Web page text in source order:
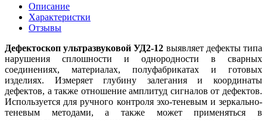
Описание
Характеристки
Отзывы
Дефектоскоп ультразвуковой УД2-12 выявляет дефекты типа
нарушения сплошности и однородности в сварных
соединениях, материалах, полуфабрикатах и готовых
изделиях. Измеряет глубину залегания и координаты
дефектов, а также отношение амплитуд сигналов от дефектов.
Используется для ручного контроля эхо-теневым и зеркально-
теневым методами, а также может применяться в